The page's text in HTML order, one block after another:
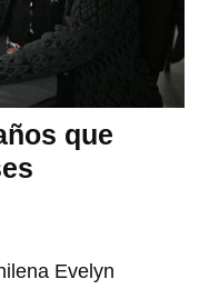
que
Evelyn